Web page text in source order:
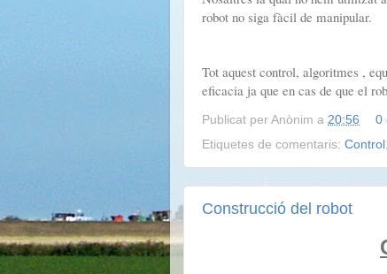
robot no siga fàcil de manipular.
Tot aquest control, algoritmes ,
eficacia ja que en cas de que el
Publicat per Anònim a 20:56
0
Etiquetes de comentaris: Control
Construcció del robot